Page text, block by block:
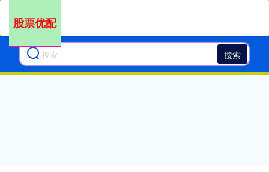
搜索
股票优配